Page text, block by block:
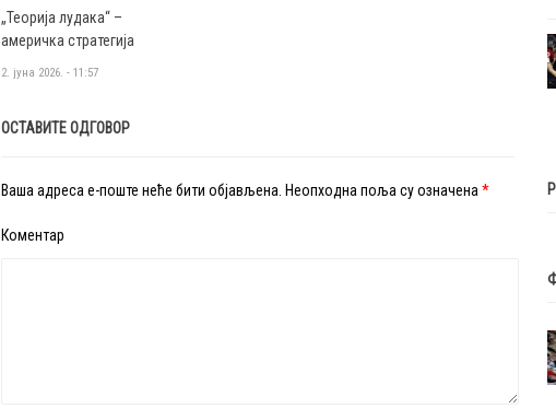
„Теорија лудака“ –
америчка стратегија
2. јуна 2026. - 11:57
ОСТАВИТЕ ОДГОВОР
Ваша адреса е-поште неће бити објављена. Неопходна поља су означена*
Коментар